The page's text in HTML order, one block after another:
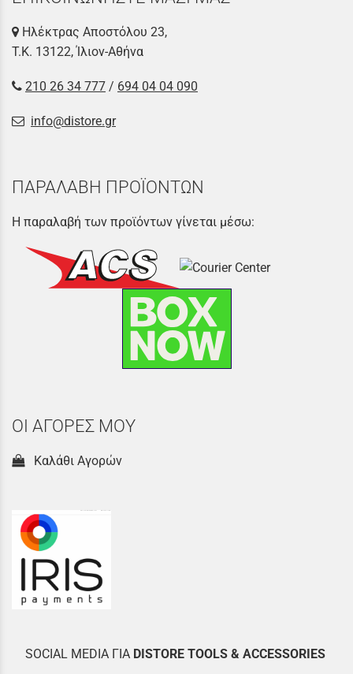
Ηλέκτρας Αποστόλου 23,
Τ.Κ. 13122, Ίλιον-Αθήνα
210 26 34 777 / 694 04 04 090
info@distore.gr
ΠΑΡΑΛΑΒΗ ΠΡΟΪΟΝΤΩΝ
Η παραλαβή των προϊόντων γίνεται μέσω:
ΟΙ ΑΓΟΡΕΣ ΜΟΥ
Καλάθι Αγορών
SOCIAL MEDIA ΓΙΑ DISTORE TOOLS & ACCESSORIES